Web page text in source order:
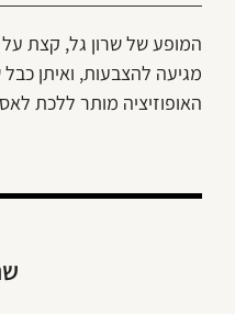
המופע של שרון גל, קצת על
מגיעה להצבעות, ואיתן
האופוזיציה מותר ללכת